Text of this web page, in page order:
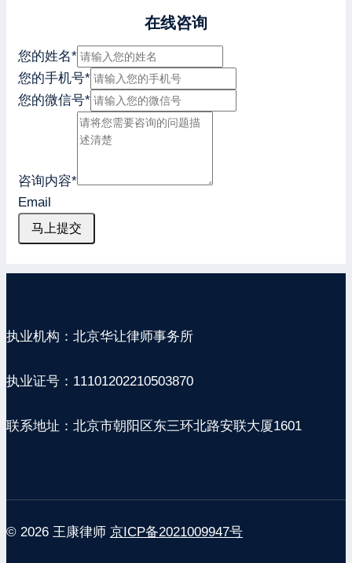
在线咨询
您的姓名*
您的手机号*
您的微信号*
咨询内容*
Email
马上提交
执业机构：北京华让律师事务所
执业证号：11101202210503870
联系地址：北京市朝阳区东三环北路安联大厦1601
© 2026 王康律师 京ICP备2021009947号